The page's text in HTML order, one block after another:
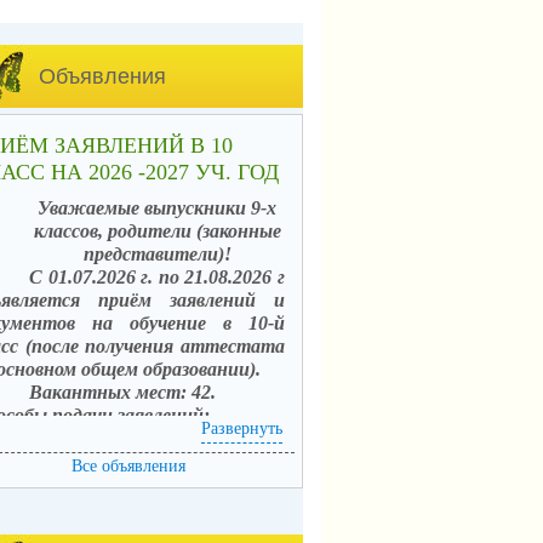
Объявления
ЗАЯВЛЕНИЙ В 10
НА 2026 -2027 УЧ. ГОД
Уважаемые выпускники 9-х
классов, родители (законные
представители)!
С 01.07.2026 г. по 21.08.2026 г
приём заявлений и
на обучение в 10-й
(после получения аттестата
общем образовании).
Вакантных мест: 42.
подачи заявлений:
в электронной форме
единого портала
услуг (ЕПГУ) с
организации»;
Развернуть
Все объявления